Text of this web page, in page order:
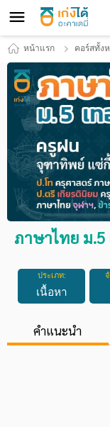
หน้าแรก คอร์สทั้ง
ภาษาไทย ม.5
ประเภท:
เนื้อหา
คำแนะนำ